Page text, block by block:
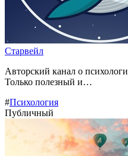
Старвейл
Авторский канал о
Только полезный и…
#Психология
Публичный